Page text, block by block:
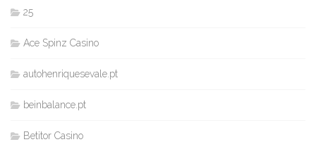
25
Ace Spinz Casino
autohenriquesevale.pt
beinbalance.pt
Betitor Casino